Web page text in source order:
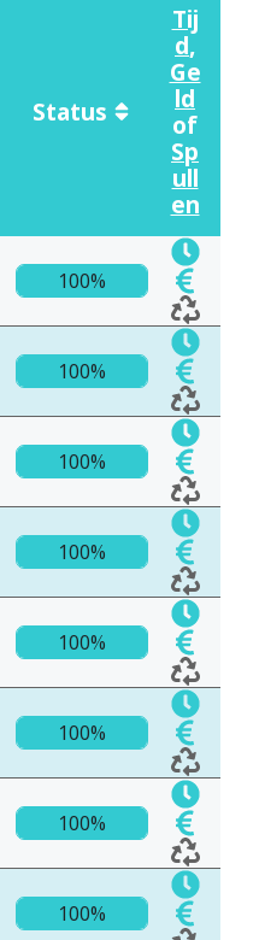
Status
Tij
d,
Ge
ld
of
Sp
ull
en
100%
100%
100%
100%
100%
100%
100%
100%